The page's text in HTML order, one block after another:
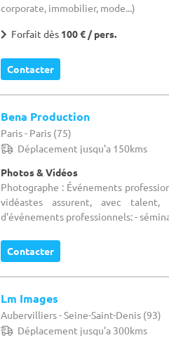
corporate, immobilier, mode...)
Forfait dès 100 € / pers.
Contacter
Bena Production
Paris - Paris (75)
Déplacement jusqu'a 150kms
Photos & Vidéos
Photographe : Événements
vidéastes assurent, avec
d'événements professionnels: -
Contacter
Lm Images
Aubervilliers - Seine-Saint-Denis (93)
Déplacement jusqu'a 300kms